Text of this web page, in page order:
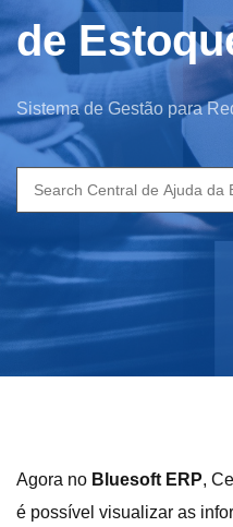
de
Sistema de Gestão para
Search
for:
Agora no Bluesoft ERP,
é possível visualizar as